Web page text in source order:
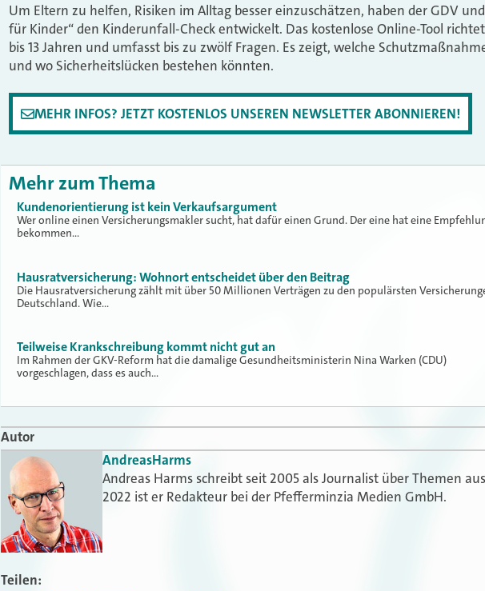
Um Eltern zu helfen, Risiken im Alltag besser einzuschätzen, haben der GDV
für Kinder“ den Kinderunfall-Check entwickelt. Das kostenlose Online-Tool
bis 13 Jahren und umfasst bis zu zwölf Fragen. Es zeigt, welche
und wo Sicherheitslücken bestehen könnten.
MEHR INFOS? JETZT KOSTENLOS UNSEREN NEWSLETTER ABONNIEREN!
Mehr zum Thema
Kundenorientierung ist kein Verkaufsargument
Wer online einen Versicherungsmakler sucht, hat dafür einen Grund. Der eine hat eine
bekommen…
Hausratversicherung: Wohnort entscheidet über den Beitrag
Die Hausratversicherung zählt mit über 50 Millionen Verträgen zu den populärsten
Deutschland. Wie…
Teilweise Krankschreibung kommt nicht gut an
Im Rahmen der GKV-Reform hat die damalige Gesundheitsministerin Nina Warken (CDU)
vorgeschlagen, dass es auch…
Autor
AndreasHarms
Andreas Harms schreibt seit 2005 als Journalist über Themen
2022 ist er Redakteur bei der Pfefferminzia Medien GmbH.
Teilen: